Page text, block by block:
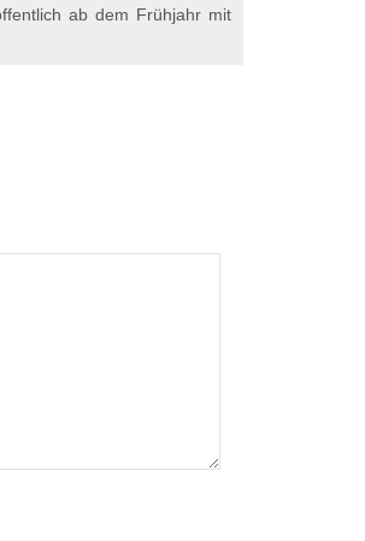
ab dem Frühjahr mit